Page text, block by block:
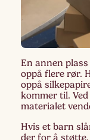
En annen
oppå flere rør.
oppå
kommer til.
materialet
Hvis et barn
der for å